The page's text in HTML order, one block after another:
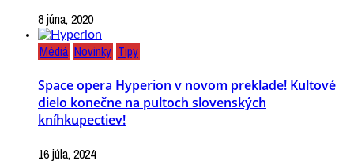
8 júna, 2020
Médiá Novinky Tipy
Space opera Hyperion v novom preklade! Kultové
dielo konečne na pultoch slovenských
kníhkupectiev!
16 júla, 2024